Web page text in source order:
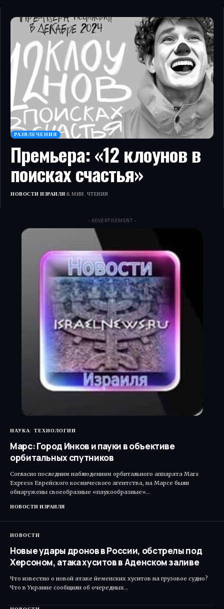
РАЗВЛЕЧЕНИЯ
Премьера: «12 клоунов в
поисках счастья»
НОВОСТИ ИЗРАИЛЯ 6 МИН. ЧТЕНИЯ
- ADVERTISEMENT -
НАУКА ТЕХНОЛОГИИ
Марс: Город Инков и пауки в объективе
орбитальных спутников
Согласно последним наблюдениям орбитального аппарата Mars
Express Еврейского космического агентства, на Марсе были
обнаружены своеобразные «паукообразные»…
НОВОСТИ ИЗРАИЛЯ
НОВОСТИ
Новые удары дронов в России, обстрелы под
Херсоном, атака хуситов в Аденском заливе
Что известно о новой атаке йеменских хуситов на грузовое судно?
Что в Украине сообщили об очередных…